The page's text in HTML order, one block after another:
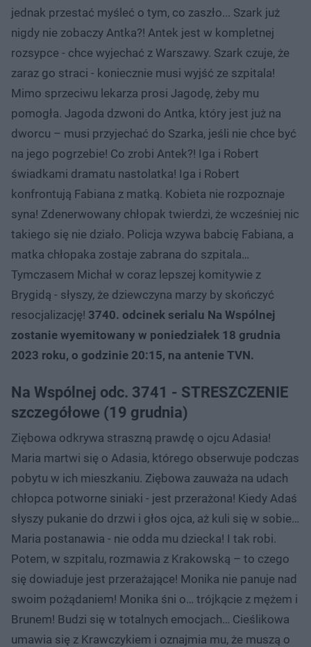
jednak przestać myśleć o tym, co zaszło... Szark już
nigdy nie zobaczy Antka?! Antek jest w kompletnej
rozsypce - chce wyjechać z Warszawy. Szark czuje, że
zaraz go straci - koniecznie musi wyjść ze szpitala!
Mimo sprzeciwu lekarza prosi Jagodę, żeby mu
pomogła. Jagoda dzwoni do Antka, który jest już na
dworcu – musi przyjechać do Szarka, jeśli nie chce być
na jego pogrzebie! Co zrobi Antek?! Iga i Robert
świadkami dramatu nastolatka! Iga i Robert
konfrontują Fabiana z matką. Kobieta nie rozpoznaje
syna! Zdenerwowany chłopak twierdzi, że wcześniej nic
takiego się nie działo. Policja wzywa babcię Fabiana, a
matka chłopaka zostaje zabrana do szpitala…
Tymczasem Michał w coraz lepszej komitywie z
Brygidą - słyszy, że dziewczyna marzy by skończyć
resocjalizację! 3740. odcinek serialu Na Wspólnej
zostanie wyemitowany w poniedziałek 18 grudnia
2023 roku, o godzinie 20:15, na antenie TVN.
Na Wspólnej odc. 3741 - STRESZCZENIE
szczegółowe (19 grudnia)
Ziębowa odkrywa straszną prawdę o ojcu Adasia!
Maria martwi się o Adasia, którego obserwuje podczas
pobytu w ich mieszkaniu. Ziębowa zauważa na udach
chłopca potworne siniaki - jest przerażona! Kiedy Adaś
słyszy pukanie do drzwi i głos ojca, aż kuli się w sobie…
Maria postanawia - nie odda mu dziecka! I tak robi.
Potem, w szpitalu, rozmawia z Krakowską – to czego
się dowiaduje jest przerażające! Monika nie panuje nad
swoim pożądaniem! Monika śni o… trójkącie z mężem i
Brunem! Budzi się w totalnych emocjach… Cieślikowa
umawia się z Krawczykiem i oznajmia mu, że muszą o